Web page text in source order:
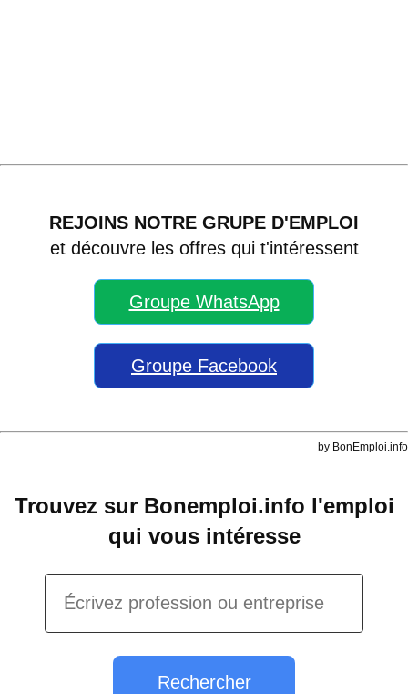
REJOINS NOTRE GRUPE D'EMPLOI
et découvre les offres qui t'intéressent
Groupe WhatsApp
Groupe Facebook
by BonEmploi.info
Trouvez sur Bonemploi.info l'emploi
qui vous intéresse
Rechercher